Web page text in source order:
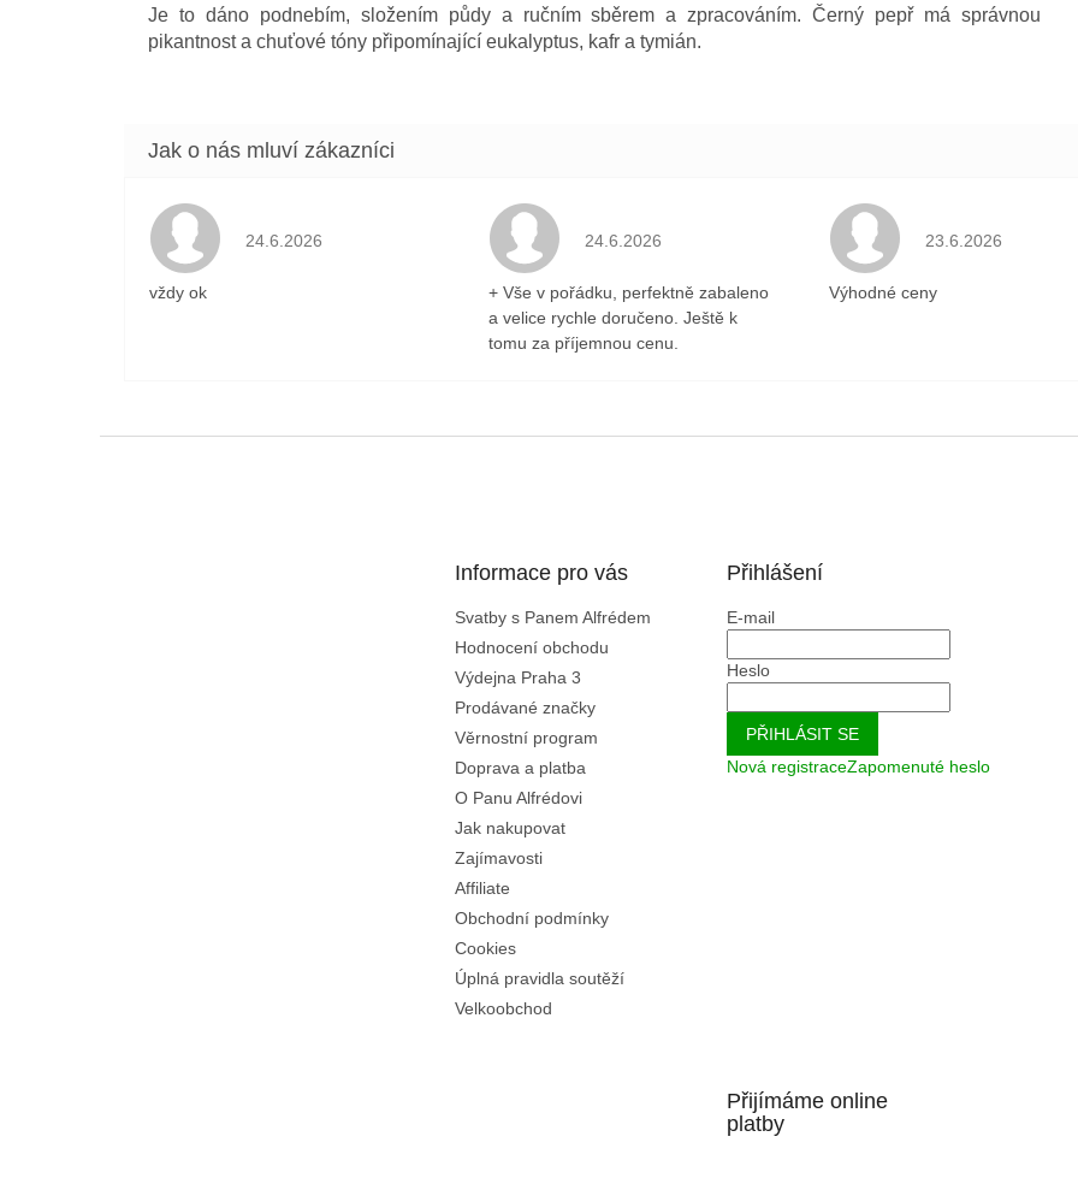
Je to dáno podnebím, složením půdy a ručním sběrem a zpracováním. Černý pepř má správnou
pikantnost a chuťové tóny připomínající eukalyptus, kafr a tymián.
Hodnocení obchodu je 5 z 5 hvězdiček.
24.6.2026
vždy ok
Hodnocení obchodu je 5 z 5 hvězdiček.
24.6.2026
+ Vše v pořádku, perfektně zabaleno
a velice rychle doručeno. Ještě k
tomu za příjemnou cenu.
Hodnocení
23.6.2026
Výhodné ceny
Informace pro vás
Svatby s Panem Alfrédem
Hodnocení obchodu
Výdejna Praha 3
Prodávané značky
Věrnostní program
Doprava a platba
O Panu Alfrédovi
Jak nakupovat
Zajímavosti
Affiliate
Obchodní podmínky
Cookies
Úplná pravidla soutěží
Velkoobchod
Přihlášení
E-mail
Heslo
PŘIHLÁSIT SE
Nová registraceZapomenuté heslo
Přijímáme online
platby